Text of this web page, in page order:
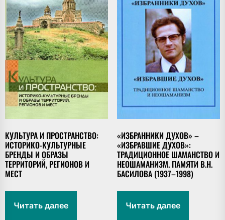
КУЛЬТУРА И ПРОСТРАНСТВО:
ИСТОРИКО-КУЛЬТУРНЫЕ
БРЕНДЫ И ОБРАЗЫ
ТЕРРИТОРИЙ, РЕГИОНОВ И
МЕСТ
Читать далее
«ИЗБРАННИКИ ДУХОВ» –
«ИЗБРАВШИЕ ДУХОВ»:
ТРАДИЦИОННОЕ ШАМАНСТВО И
НЕОШАМАНИЗМ. ПАМЯТИ В.Н.
БАСИЛОВА (1937–1998)
Читать далее